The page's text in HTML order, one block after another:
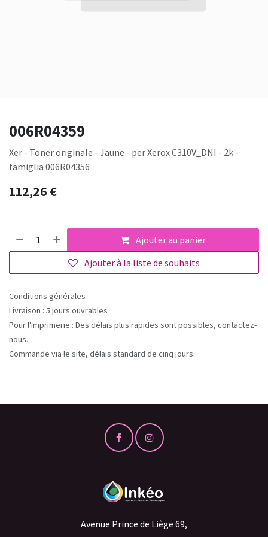
006R04359
Xer - Toner originale - Jaune - per Xerox C310V_DNI - 2k -
famiglia 006R04356
112,26€
Ajouter au panier
Ajouter à la liste de souhaits
Conditions générales
Livraison : 5 jours ouvrables
Pour l'imprimerie : Des délais plus rapides sont possibles, contactez-
nous.
Commande via le site, délais standard de cinq jours.
Avenue Prince de Liège 69,